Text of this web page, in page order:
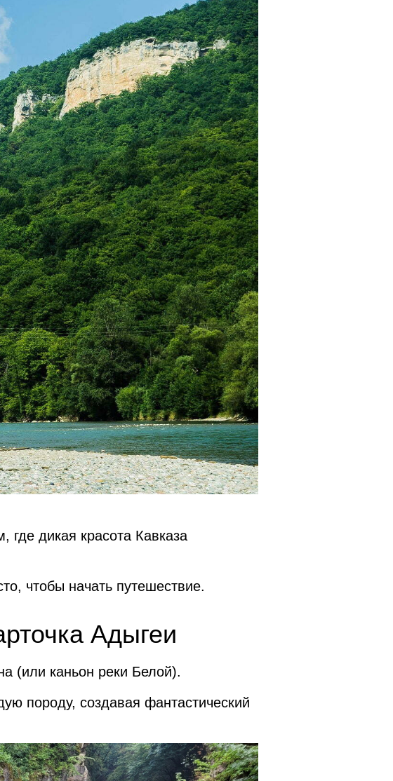
дикая красота Кавказа
чтобы начать путешествие.
Адыгеи
(или каньон реки Белой).
породу, создавая фантастический